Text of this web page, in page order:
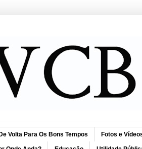
De Volta Para Os Bons Tempos Fotos e